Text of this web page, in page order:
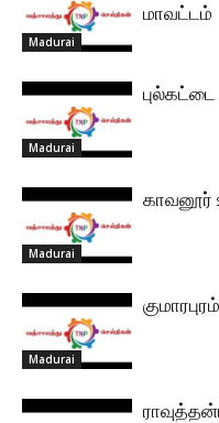
Madurai
மாவட்டம்
Madurai
Madurai
காவனூர்
Madurai